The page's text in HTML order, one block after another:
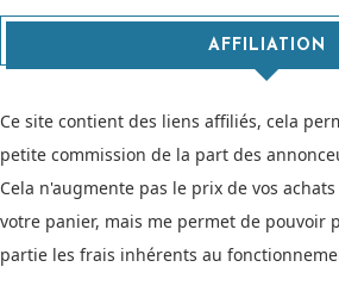
AFFILIATION
Ce site contient des liens affiliés, cela
petite commission de la part des
Cela n'augmente pas le prix de vos
votre panier, mais me permet de pouvoir
partie les frais inhérents au